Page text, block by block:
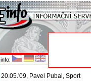
info:
20.05.'09, Pavel Pubal, Sport